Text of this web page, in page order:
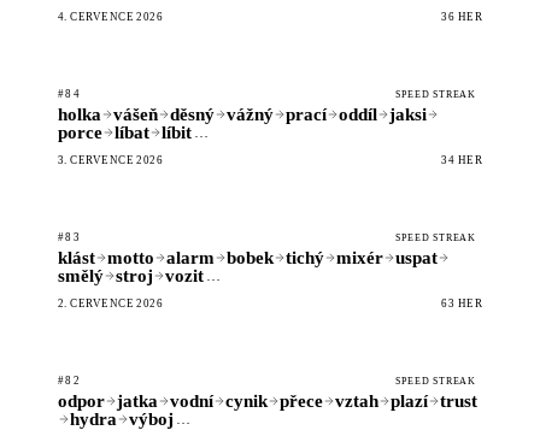
4. ČERVENCE 2026 36 HER
#84 SPEED STREAK
holka vášeň děsný vážný prací oddíl
jaksi
porce
líbat líbit …
3. ČERVENCE 2026 34 HER
#83 SPEED STREAK
klást motto alarm bobek tichý mixér
uspat
smělý
stroj vozit …
2. ČERVENCE 2026 63 HER
#82 SPEED STREAK
odpor jatka vodní cynik přece vztah plazí
trust
hydra
výboj …